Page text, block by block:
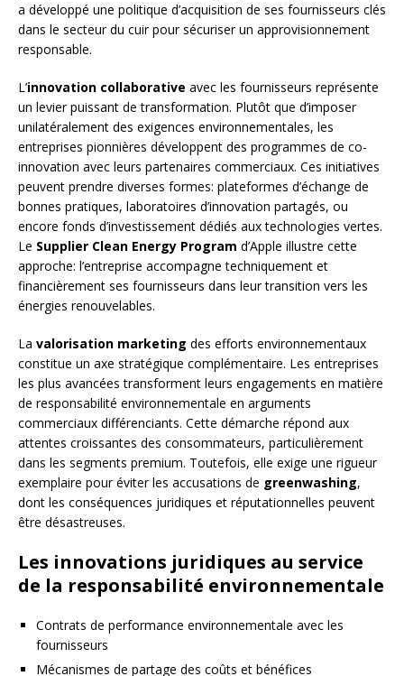
a développé une politique d’acquisition de ses fournisseurs clés
dans le secteur du cuir pour sécuriser un approvisionnement
responsable.
L’innovation collaborative avec les fournisseurs représente
un levier puissant de transformation. Plutôt que d’imposer
unilatéralement des exigences environnementales, les
entreprises pionnières développent des programmes de co-
innovation avec leurs partenaires commerciaux. Ces initiatives
peuvent prendre diverses formes: plateformes d’échange de
bonnes pratiques, laboratoires d’innovation partagés, ou
encore fonds d’investissement dédiés aux technologies vertes.
Le Supplier Clean Energy Program d’Apple illustre cette
approche: l’entreprise accompagne techniquement et
financièrement ses fournisseurs dans leur transition vers les
énergies renouvelables.
La valorisation marketing des efforts environnementaux
constitue un axe stratégique complémentaire. Les entreprises
les plus avancées transforment leurs engagements en matière
de responsabilité environnementale en arguments
commerciaux différenciants. Cette démarche répond aux
attentes croissantes des consommateurs, particulièrement
dans les segments premium. Toutefois, elle exige une rigueur
exemplaire pour éviter les accusations de greenwashing,
dont les conséquences juridiques et réputationnelles peuvent
être désastreuses.
Les innovations juridiques au service
de la responsabilité environnementale
Contrats de performance environnementale avec les
fournisseurs
Mécanismes de partage des coûts et bénéfices